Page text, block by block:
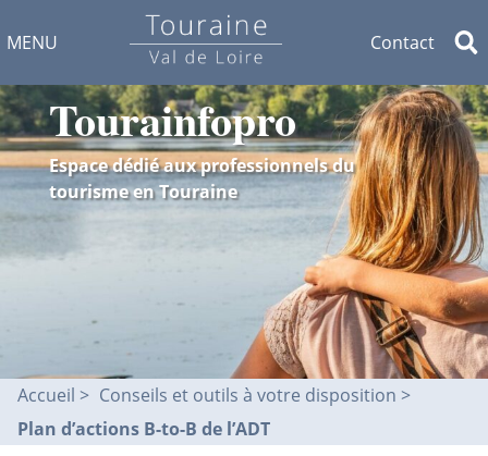
MENU Contact
Tourainfopro
Espace dédié aux professionnels du
tourisme en Touraine
Accueil
Conseils et outils à votre disposition
Plan d’actions B-to-B de l’ADT